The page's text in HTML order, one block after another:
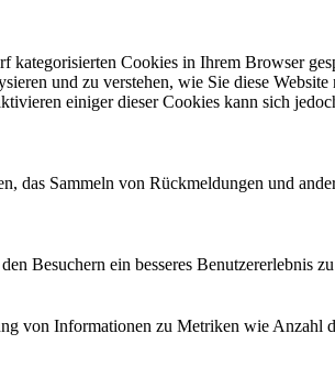
kategorisierten Cookies in Ihrem Browser
und zu verstehen, wie Sie diese Website
einiger dieser Cookies kann sich
das Sammeln von Rückmeldungen und
Besuchern ein besseres Benutzererlebnis
von Informationen zu Metriken wie Anzahl